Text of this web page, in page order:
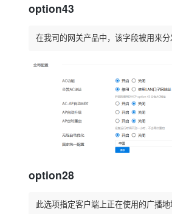
option43
在我司的网关产品中，该字段被用来
option28
此选项指定客户端上正在使用的广播地